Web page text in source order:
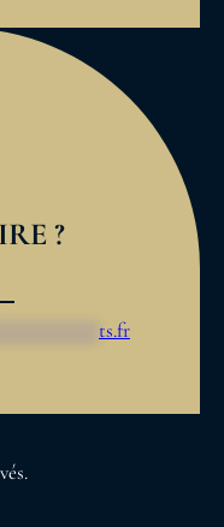
?
ts.fr